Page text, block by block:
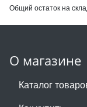
Общий остаток на
О магазине
Каталог